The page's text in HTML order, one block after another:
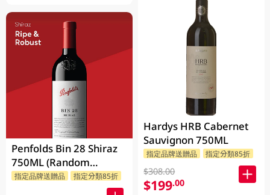
Penfolds Bin 28 Shiraz
750ML (Random
Packaging)
指定品牌送贈品 指定分類85折
Hardys HRB Cabernet
Sauvignon 750ML
指定品牌送贈品 指定分類85折
$308.00
$199.00